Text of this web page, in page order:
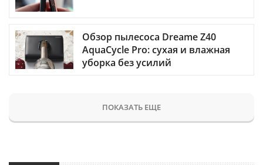
Обзор пылесоса Dreame Z40
AquaCycle Pro: сухая и влажная
уборка без усилий
ПОКАЗАТЬ ЕЩЕ